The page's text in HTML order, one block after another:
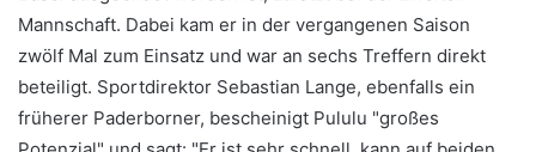
Mannschaft. Dabei kam er in der vergangenen Saison
zwölf Mal zum Einsatz und war an sechs Treffern direkt
beteiligt. Sportdirektor Sebastian Lange, ebenfalls ein
früherer Paderborner, bescheinigt Pululu "großes